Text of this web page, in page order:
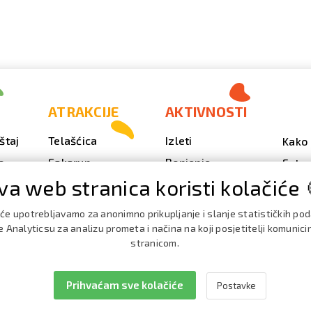
ATRAKCIJE
Telašćica
Sakarun
Svjetionik Veli Rat
Strašna peć
AKTIVNOSTI
Izleti
Ronjenje
Outdoor
Nautika
Kako
web stranica koristi kolačiće
upotrebljavamo za anonimno prikupljanje i slanje statističkih
Analyticsu za analizu prometa i načina na koji posjetitelji
stranicom.
Prihvaćam sve kolačiće Postavke